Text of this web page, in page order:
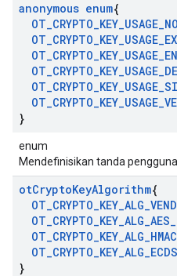
anonymous enum{
OT_CRYPTO_KEY_USAGE_
OT_CRYPTO_KEY_USAGE_
OT_CRYPTO_KEY_USAGE_
OT_CRYPTO_KEY_USAGE_
OT_CRYPTO_KEY_USAGE_
OT_CRYPTO_KEY_USAGE_
}
enum
Mendefinisikan tanda
otCryptoKeyAlgorithm{
OT_CRYPTO_KEY_ALG_
OT_CRYPTO_KEY_ALG_AES_
OT_CRYPTO_KEY_ALG_HMAC
OT_CRYPTO_KEY_ALG_
}